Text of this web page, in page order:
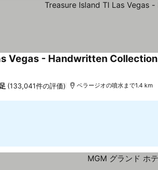
Vegas - Handwritten Collection
(133,041件の評価) ベラージオの噴水まで1.4 km